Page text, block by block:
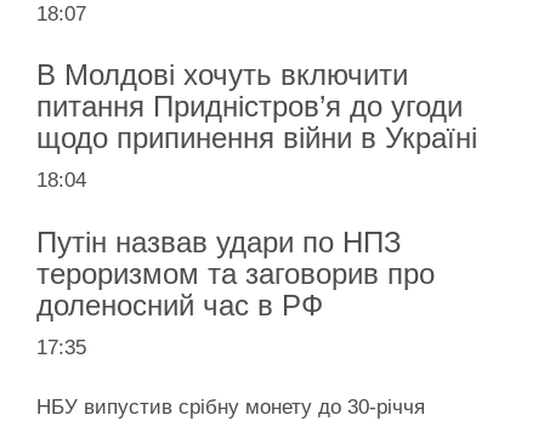
18:07
В Молдові хочуть включити
питання Придністров’я до угоди
щодо припинення війни в Україні
18:04
Путін назвав удари по НПЗ
тероризмом та заговорив про
доленосний час в РФ
17:35
НБУ випустив срібну монету до 30-річчя